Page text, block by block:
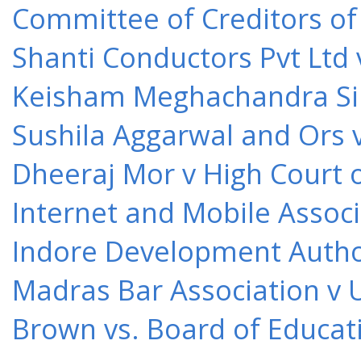
Committee of Creditors of
Shanti Conductors Pvt Ltd
Keisham Meghachandra
Sushila Aggarwal and Ors
Dheeraj Mor v High Court
Internet and Mobile
Indore Development
Madras Bar Association v
Brown vs. Board of